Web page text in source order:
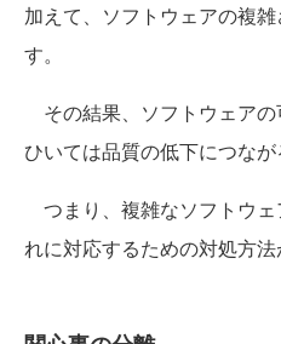
加えて、ソフトウェアの複
す。
その結果、ソフトウェアの
ひいては品質の低下につなが
つまり、複雑なソフトウ
れに対応するための対処方法